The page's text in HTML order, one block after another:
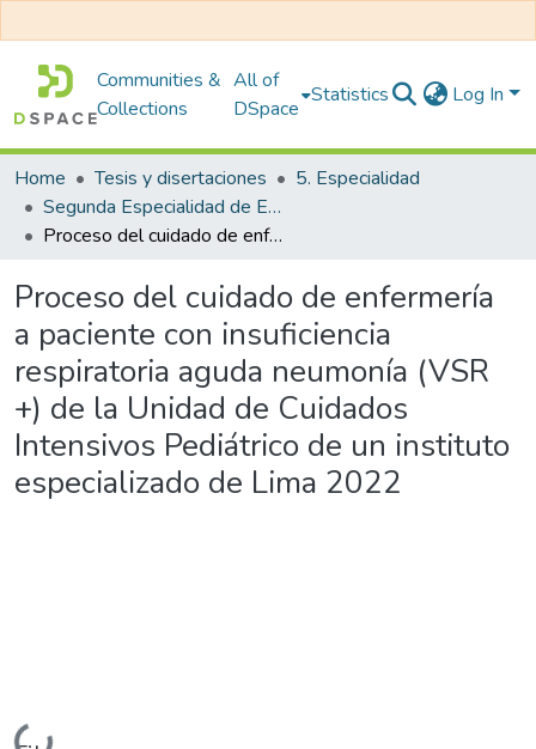
Communities &
Collections
All of
DSpace
Statistics Log In
Home Tesis y disertaciones
5. Especialidad
Segunda Especialidad de Enfermería en Cuidados Intensivos Pediátricos
Proceso del cuidado de enfermería a paciente con insuficiencia respiratoria aguda neumonía (VSR +) de la Unidad de Cuidados Intensivos Pediátrico de un instituto especializado de Lima 2022
Proceso del cuidado de enfermería
a paciente con insuficiencia
respiratoria aguda neumonía (VSR
+) de la Unidad de Cuidados
Intensivos Pediátrico de un instituto
especializado de Lima 2022